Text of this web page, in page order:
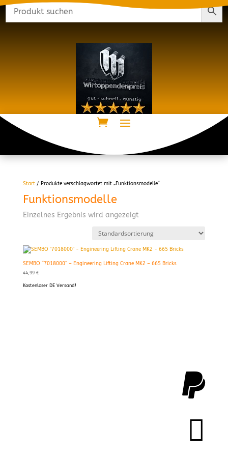
Start/ Produkte verschlagwortet mit „Funktionsmodelle“
Funktionsmodelle
Einzelnes Ergebnis wird angezeigt
SEMBO “7018000” – Engineering Lifting Crane MK2 – 665 Bricks
44,99 €
Kostenloser DE Versand!

